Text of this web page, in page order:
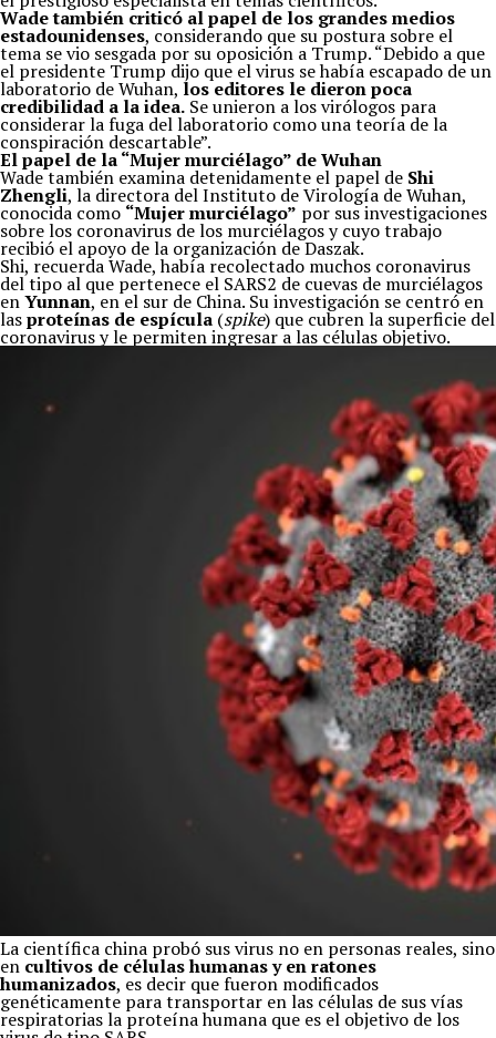
Wade también criticó al papel de los grandes medios
estadounidenses, considerando que su postura sobre el
tema se vio sesgada por su oposición a Trump. “Debido a que
el presidente Trump dijo que el virus se había escapado de un
laboratorio de Wuhan, los editores le dieron poca
credibilidad a la idea. Se unieron a los virólogos para
considerar la fuga del laboratorio como una teoría de la
conspiración descartable”.
El papel de la “Mujer murciélago” de Wuhan
Wade también examina detenidamente el papel de Shi
Zhengli, la directora del Instituto de Virología de Wuhan,
conocida como “Mujer murciélago” por sus investigaciones
sobre los coronavirus de los murciélagos y cuyo trabajo
recibió el apoyo de la organización de Daszak.
Shi, recuerda Wade, había recolectado muchos coronavirus
del tipo al que pertenece el SARS2 de cuevas de murciélagos
enYunnan, en el sur de China. Su investigación se centró en
lasproteínas de espícula (spike) que cubren la superficie del
coronavirus y le permiten ingresar a las células objetivo.
La científica china probó sus virus no en personas reales, sino
en cultivos de células humanas y en ratones
humanizados, es decir que fueron modificados
genéticamente para transportar en las células de sus vías
respiratorias la proteína humana que es el objetivo de los